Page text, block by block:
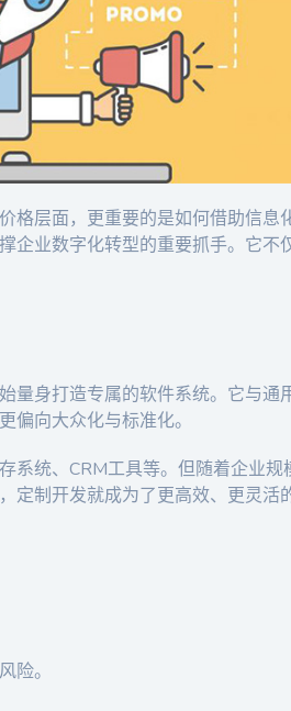
格层面，更重要的是如何借助信息
企业数字化转型的重要抓手。它不
量身打造专属的软件系统。它与通
偏向大众化与标准化。
系统、CRM工具等。但随着企业规
定制开发就成为了更高效、更灵活
险。